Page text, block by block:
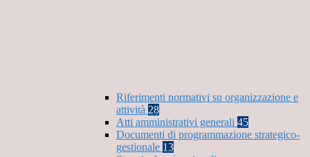
Riferimenti normativi su organizzazione e
attività 28
Atti amministrativi generali 45
Documenti di programmazione strategico-
gestionale 13